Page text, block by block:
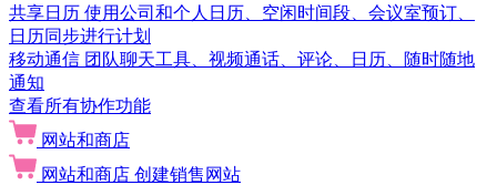
共享日历 使用公司和个人日历、空闲时间段、会议室预订、
日历同步进行计划
移动通信 团队聊天工具、视频通话、评论、日历、随时随地
通知
查看所有协作功能
网站和商店
网站和商店 创建销售网站